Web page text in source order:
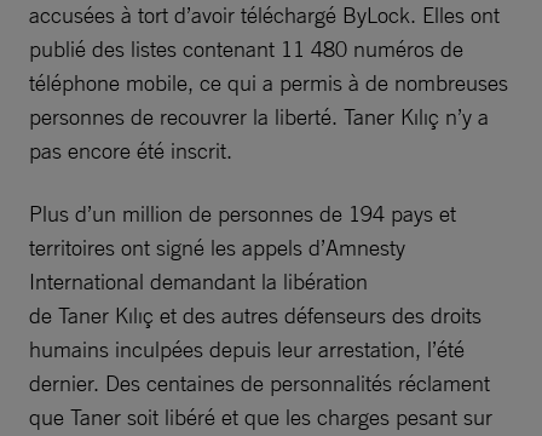
accusées à tort d’avoir téléchargé ByLock. Elles ont
publié des listes contenant 11 480 numéros de
téléphone mobile, ce qui a permis à de nombreuses
personnes de recouvrer la liberté. Taner Kılıç n’y a
pas encore été inscrit.
Plus d’un million de personnes de 194 pays et
territoires ont signé les appels d’Amnesty
International demandant la libération
de Taner Kılıç et des autres défenseurs des droits
humains inculpées depuis leur arrestation, l’été
dernier. Des centaines de personnalités réclament
que Taner soit libéré et que les charges pesant sur